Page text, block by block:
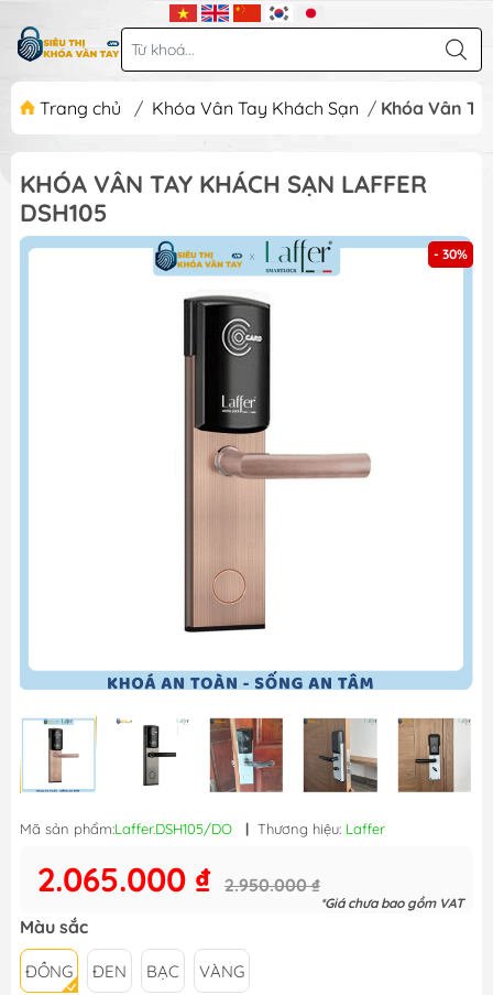
Trang chủ / Khóa Vân Tay Khách Sạn / Khóa Vân
KHÓA VÂN TAY KHÁCH SẠN LAFFER
DSH105
- 30%
Mã sản phẩm:Laffer.DSH105/DO | Thương hiệu: Laffer
2.065.000 ₫ 2.950.000 ₫
*Giá chưa bao gồm VAT
Màu sắc
ĐỒNG ĐEN BẠC VÀNG